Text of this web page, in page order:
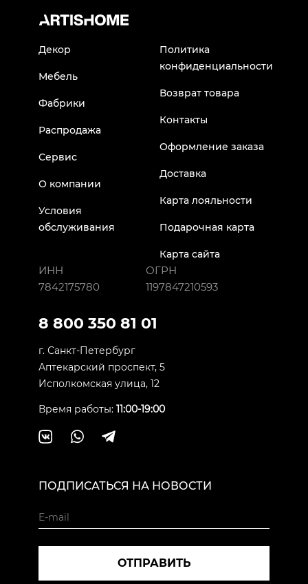
Декор
Мебель
Фабрики
Распродажа
Сервис
О компании
Условия
обслуживания
Политика
конфиденциальности
Возврат товара
Контакты
Оформление заказа
Доставка
Карта лояльности
Подарочная карта
Карта сайта
ИНН
7842175780
ОГРН
1197847210593
8 800 350 81 01
г. Санкт-Петербург
Аптекарский проспект, 5
Исполкомская улица, 12
Время работы: 11:00-19:00
ПОДПИСАТЬСЯ НА НОВОСТИ
ОТПРАВИТЬ